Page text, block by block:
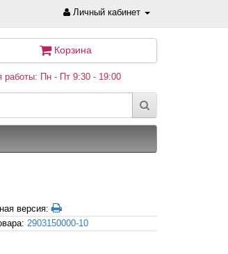
Личный кабинет
Корзина
работы: Пн - Пт 9:30 - 19:00
версия:
2903150000-10